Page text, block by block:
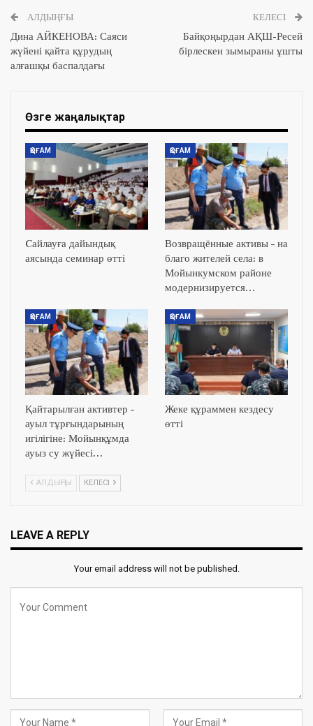
АЛДЫҢҒЫ
Дина АЙКЕНОВА: Саяси
жүйені қайта құрудың
алғашқы баспалдағы
КЕЛЕСІ
Байқоңырдан АҚШ-Ресей
бірлескен зымыраны ұшты
Өзге жаңалықтар
ҚОҒАМ
Cайлауға дайындық
аясында семинар өтті
ҚОҒАМ
Возвращённые активы – на
благо жителей села: в
Мойынкумском районе
модернизируется…
ҚОҒАМ
Қайтарылған активтер –
ауыл тұрғындарының
игілігіне: Мойынқұмда
ауыз су жүйесі…
ҚОҒАМ
Жеке құраммен кездесу
өтті
АЛДЫҢҒЫ КЕЛЕСІ
LEAVE A REPLY
Your email address will not be published.